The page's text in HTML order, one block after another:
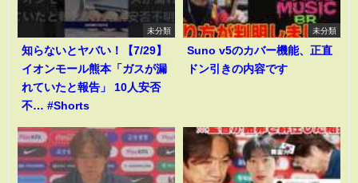
未分類
知らないとヤバい！【7/29】
イオンモール熊本「ガスが漏
れていたと報告」 10人安否
不… #Shorts
未分類
Suno v5のカバー機能、正直
ドン引きの内容です